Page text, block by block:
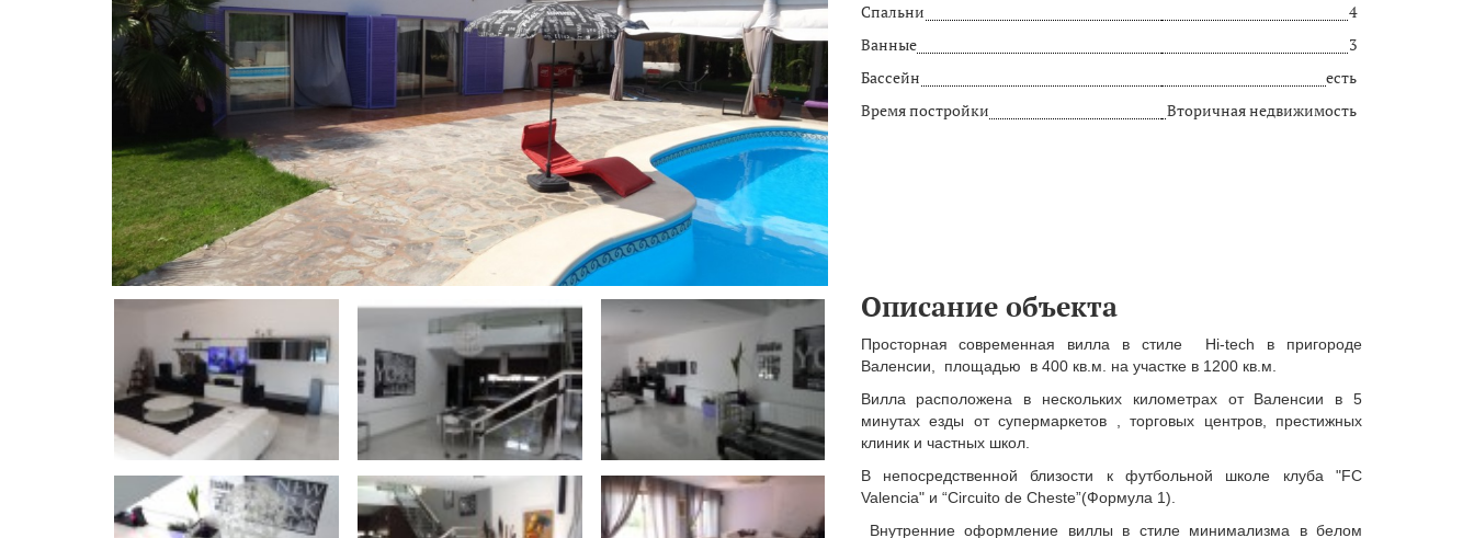
Спальни
4
Ванные
3
Бассейн
есть
Время постройки
Вторичная недвижимость
Описание объекта
Просторная современная вилла в стиле Hi-tech в пригороде
Валенсии, площадью в 400 кв.м. на участке в 1200 кв.м.
Вилла расположена в нескольких километрах от Валенсии в 5
минутах езды от супермаркетов , торговых центров, престижных
клиник и частных школ.
В непосредственной близости к футбольной школе клуба "FC
Valencia" и “Circuito de Cheste”(Формула 1).
Внутренние оформление виллы в стиле минимализма в белом